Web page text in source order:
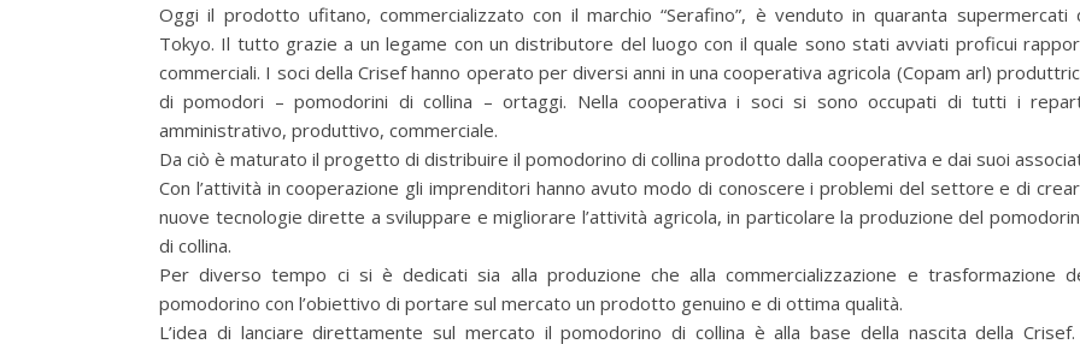
Oggi il prodotto ufitano, commercializzato con il marchio “Serafino”, è venduto in quaranta supermercati
Tokyo. Il tutto grazie a un legame con un distributore del luogo con il quale sono stati avviati proficui
commerciali. I soci della Crisef hanno operato per diversi anni in una cooperativa agricola (Copam arl)
di pomodori – pomodorini di collina – ortaggi. Nella cooperativa i soci si sono occupati di tutti i
amministrativo, produttivo, commerciale.
Da ciò è maturato il progetto di distribuire il pomodorino di collina prodotto dalla cooperativa e dai suoi
Con l’attività in cooperazione gli imprenditori hanno avuto modo di conoscere i problemi del settore e di
nuove tecnologie dirette a sviluppare e migliorare l’attività agricola, in particolare la produzione del
di collina.
Per diverso tempo ci si è dedicati sia alla produzione che alla commercializzazione e trasformazione
pomodorino con l’obiettivo di portare sul mercato un prodotto genuino e di ottima qualità.
L’idea di lanciare direttamente sul mercato il pomodorino di collina è alla base della nascita della